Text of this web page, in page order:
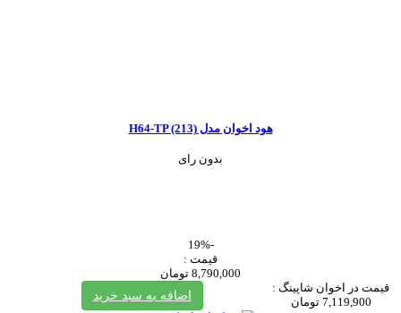
هود اخوان مدل H64-TP (213)
بدون رای
-19%
قیمت :
8,790,000 تومان
قیمت در اخوان شاپینگ :
7,119,900 تومان
اضافه به سبد خرید